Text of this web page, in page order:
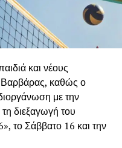
και νέους
Βαρβάρας, καθώς ο
με την
διεξαγωγή του
το Σάββατο 16 και την